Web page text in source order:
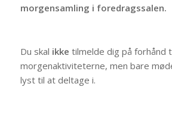
morgensamling i foredragssalen.
Du skal ikke tilmelde dig på forhånd
morgenaktiviteterne, men bare
lyst til at deltage i.